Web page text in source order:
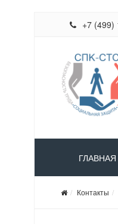
+7 (499)
ГЛАВНАЯ
Контакты